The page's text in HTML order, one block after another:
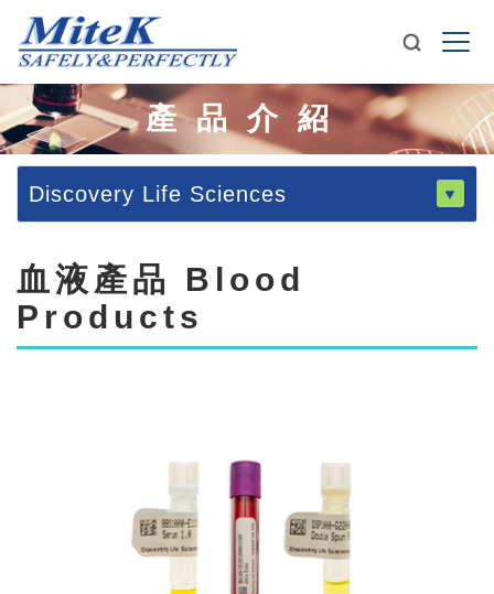
產品介紹
Discovery Life Sciences
血液產品 Blood
Products